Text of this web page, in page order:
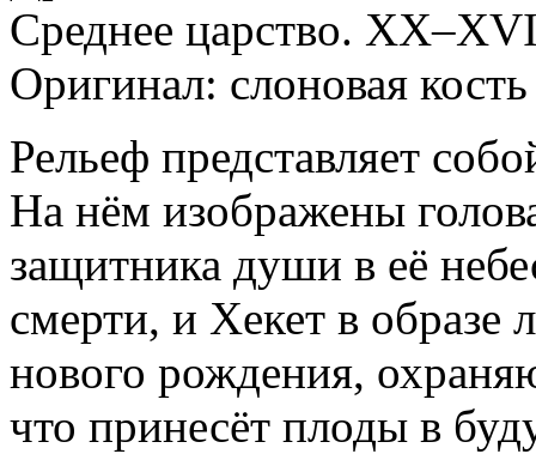
Среднее царство.
Оригинал: слоновая кость
Рельеф представляет
На нём изображены
защитника души в её
смерти, и Хекет в
нового рождения,
что принесёт плоды в